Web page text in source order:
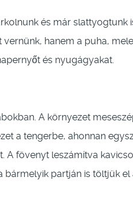
és már slattyogtunk
hanem a puha,
és nyugágyakat.
A környezet
a tengerbe, ahonnan
A fövenyt leszámítva
bármelyik partján is töltjük el